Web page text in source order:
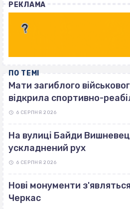
РЕКЛАМА
ПО ТЕМІ
Мати загиблого
відкрила спортивно-
6 СЕРПНЯ 2026
На вулиці Байди
ускладнений рух
6 СЕРПНЯ 2026
Нові монументи
Черкас